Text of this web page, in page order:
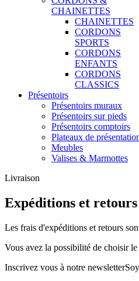
CHAINETTES
CHAINETTES
CORDONS
SPORTS
CORDONS
ENFANTS
CORDONS
CLASSICS
Présentoirs
Présentoirs muraux
Présentoirs sur pieds
Présentoirs comptoirs
Plateaux de
Meubles
Valises & Marmottes
Livraison
Expéditions et retours
Les frais d'expéditions et retours
Vous avez la possibilité de choisir
Inscrivez vous à notre newsletter